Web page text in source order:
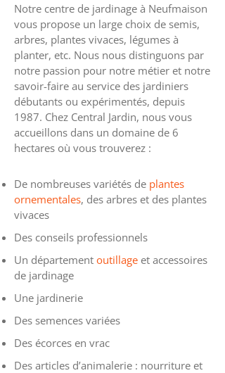
Notre centre de jardinage à Neufmaison
vous propose un large choix de semis,
arbres, plantes vivaces, légumes à
planter, etc. Nous nous distinguons par
notre passion pour notre métier et notre
savoir-faire au service des jardiniers
débutants ou expérimentés, depuis
1987. Chez Central Jardin, nous vous
accueillons dans un domaine de 6
hectares où vous trouverez :
De nombreuses variétés de plantes
ornementales, des arbres et des plantes
vivaces
Des conseils professionnels
Un département outillage et accessoires
de jardinage
Une jardinerie
Des semences variées
Des écorces en vrac
Des articles d’animalerie : nourriture et